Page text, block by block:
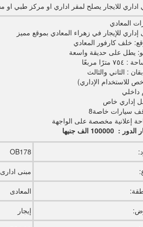
المعادي
إداري للإيجار في زهراء المعادي بموقع مميز
خلف كارفور المعادي
يطل على حديقة واسعة
مترًا مربعًا
: الثاني والثالث
للاستخدام الإداري)
داخلي
إداري خاص
سيارات خاصة8
إعلانية مخصصة على الواجهة
: 100000 الف جنيها
OB178
مبنى ادارى
المعادى
إيجار